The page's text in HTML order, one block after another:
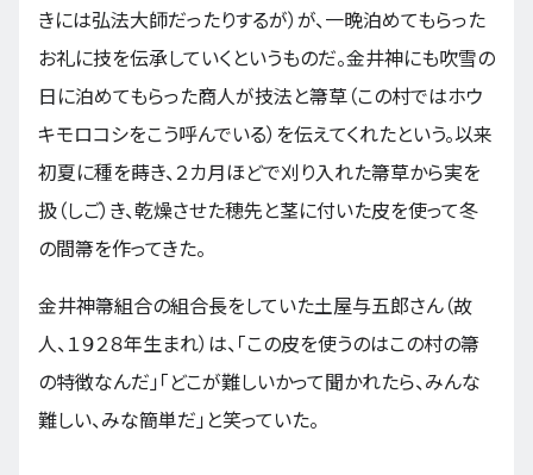
きには弘法大師だったりするが）が、一晩泊めてもらった
お礼に技を伝承していくというものだ。金井神にも吹雪の
日に泊めてもらった商人が技法と箒草（この村ではホウ
キモロコシをこう呼んでいる）を伝えてくれたという。以来
初夏に種を蒔き、２カ月ほどで刈り入れた箒草から実を
扱（しご）き、乾燥させた穂先と茎に付いた皮を使って冬
の間箒を作ってきた。
金井神箒組合の組合長をしていた土屋与五郎さん（故
人、１９２８年生まれ）は、「この皮を使うのはこの村の箒
の特徴なんだ」「どこが難しいかって聞かれたら、みんな
難しい、みな簡単だ」と笑っていた。